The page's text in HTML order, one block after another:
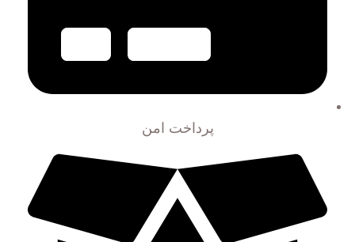
پرداخت امن